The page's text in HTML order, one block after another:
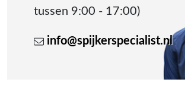
tussen 9:00 - 17:00)
info@spijkerspecialist.nl